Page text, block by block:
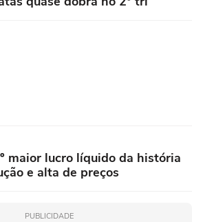
maior lucro líquido da história
e alta de preços
PUBLICIDADE